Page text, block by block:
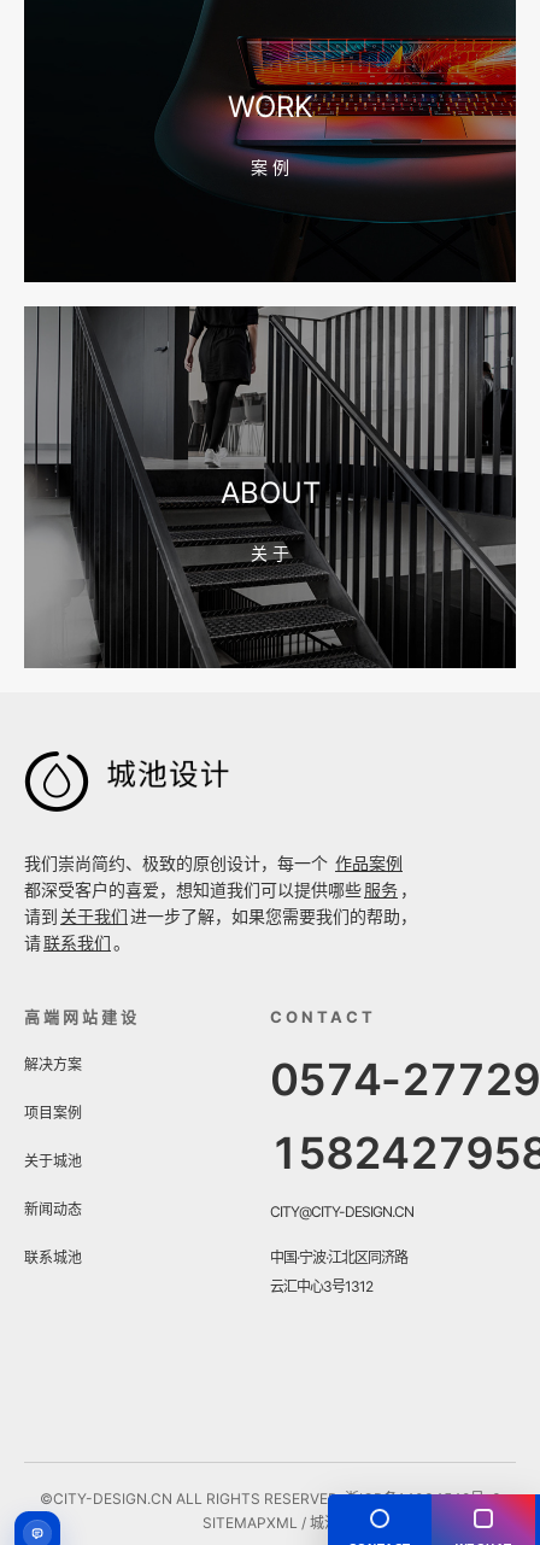
宁波高端网站建设公司推荐，移动端验收别放到最后
宁波网站建设报价怎么看？合同、源码和后台要先写清
2026-08-04 17:55:09
宁波制造业网站建设公司怎么选？先看产品询盘字段
2026-08-02 17:58:44
工厂短视频拍摄后，怎样放进官网帮助客户判断实力
WORK
案 例
ABOUT
关 于

我们崇尚简约、极致的原创设计，每一个 作品案例
都深受客户的喜爱，想知道我们可以提供哪些服务 ，
请到 关于我们进一步了解，如果您需要我们的帮助，
请联系我们。
高端网站建设
解决方案
项目案例
关于城池
新闻动态
联系城池
CONTACT
0574-
CITY@CITY-DESIGN.CN
中国·宁波·江北区同济路
云汇中心3号1312
©CITY-DESIGN.CN ALL RIGHTS RESERVED.浙ICP备14034548号-3
SITEMAPXML / 城池